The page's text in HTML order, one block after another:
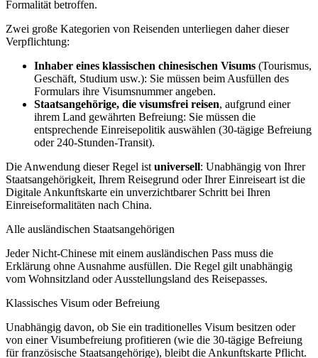
Formalität betroffen.
Zwei große Kategorien von Reisenden unterliegen daher dieser
Verpflichtung:
Inhaber eines klassischen chinesischen Visums (Tourismus,
Geschäft, Studium usw.): Sie müssen beim Ausfüllen des
Formulars ihre Visumsnummer angeben.
Staatsangehörige, die visumsfrei reisen, aufgrund einer
ihrem Land gewährten Befreiung: Sie müssen die
entsprechende Einreisepolitik auswählen (30-tägige Befreiung
oder 240-Stunden-Transit).
Die Anwendung dieser Regel ist universell: Unabhängig von Ihrer
Staatsangehörigkeit, Ihrem Reisegrund oder Ihrer Einreiseart ist die
Digitale Ankunftskarte ein unverzichtbarer Schritt bei Ihren
Einreiseformalitäten nach China.
Alle ausländischen Staatsangehörigen
Jeder Nicht-Chinese mit einem ausländischen Pass muss die
Erklärung ohne Ausnahme ausfüllen. Die Regel gilt unabhängig
vom Wohnsitzland oder Ausstellungsland des Reisepasses.
Klassisches Visum oder Befreiung
Unabhängig davon, ob Sie ein traditionelles Visum besitzen oder
von einer Visumbefreiung profitieren (wie die 30-tägige Befreiung
für französische Staatsangehörige), bleibt die Ankunftskarte Pflicht.